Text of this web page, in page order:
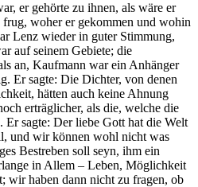
er gehörte zu ihnen, als wäre er
woher er gekommen und wohin
Lenz wieder in guter Stimmung,
auf seinem Gebiete; die
an, Kaufmann war ein Anhänger
Er sagte: Die Dichter, von denen
hätten auch keine Ahnung
erträglicher, als die, welche die
sagte: Der liebe Gott hat die Welt
und wir können wohl nicht was
Bestreben soll seyn, ihm ein
in Allem – Leben, Möglichkeit
wir haben dann nicht zu fragen, ob